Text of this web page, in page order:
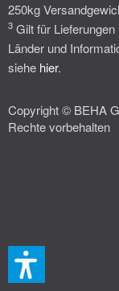
250kg
3 Gilt für
Länder und
siehe hier.
Copyright © BEHA
Rechte vorbehalten